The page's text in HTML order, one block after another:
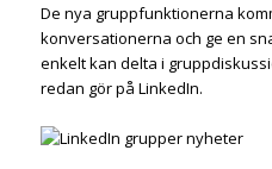
De nya gruppfunktionerna
konversationerna och ge en
enkelt kan delta i
redan gör på LinkedIn.